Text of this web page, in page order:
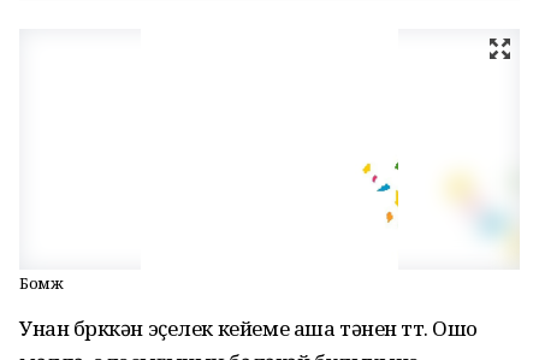
Бомж
Унан бөрккән эҫелек кейеме аша тәнен өттө. Ошо